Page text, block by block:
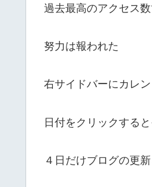
過去最高のアクセス
努力は報われた
右サイドバーにカレ
日付をクリックする
４日だけブログの更